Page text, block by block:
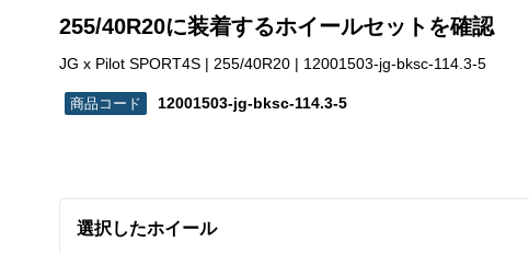
255/40R20に装着するホイールセットを確認
JG x Pilot SPORT4S | 255/40R20 | 12001503-jg-bksc-114.3-5
12001503-jg-bksc-114.3-5
選択したホイール